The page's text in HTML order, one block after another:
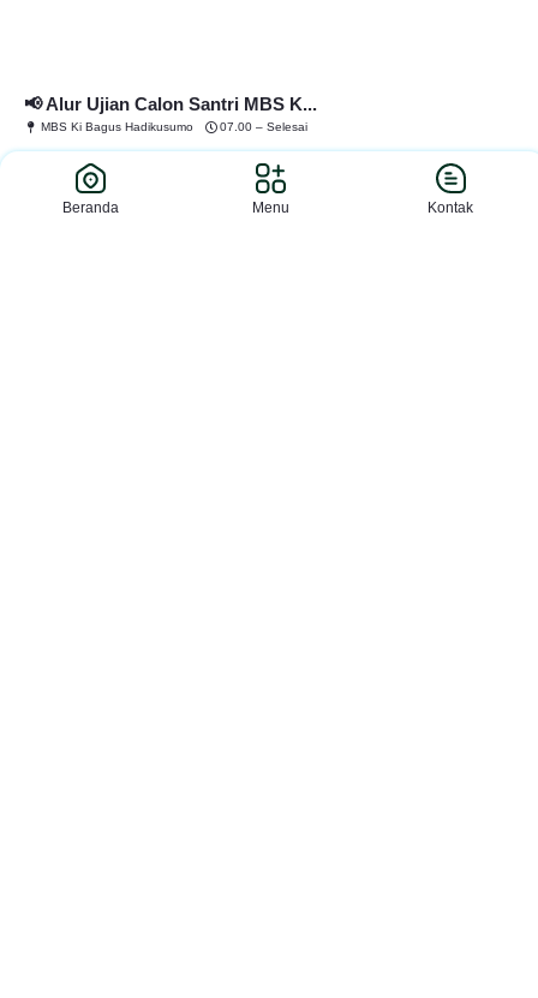
📢 Alur Ujian Calon Santri MBS K...
MBS Ki Bagus Hadikusumo 07.00 – Selesai
Beranda Menu Kontak